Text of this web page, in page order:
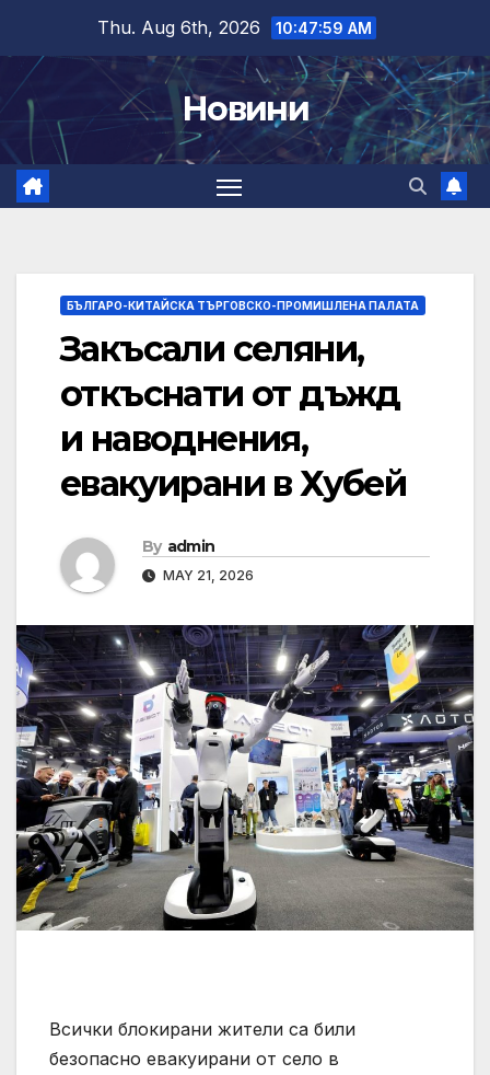
content
Thu. Aug 6th, 2026 10:48:00 AM
Новини
БЪЛГАРО-КИТАЙСКА ТЪРГОВСКО-ПРОМИШЛЕНА ПАЛАТА
Закъсали селяни,
откъснати от дъжд
и наводнения,
евакуирани в Хубей
By admin
MAY 21, 2026
Всички блокирани жители са били
безопасно евакуирани от село в